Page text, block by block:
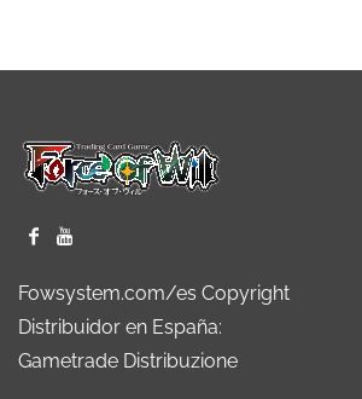
Fowsystem.com/es Copyright
Distribuidor en España:
Gametrade Distribuzione